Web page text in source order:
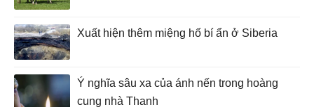
Xuất hiện thêm miệng hố bí ẩn ở Siberia
Ý nghĩa sâu xa của ánh nến trong hoàng
cung nhà Thanh